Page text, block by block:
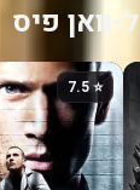
וואן פיס
⭐ 7.5